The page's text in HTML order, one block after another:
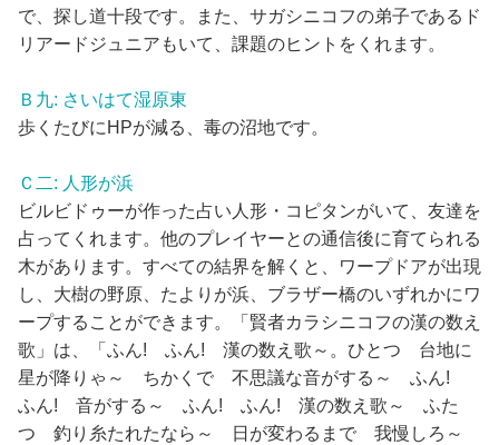
で、探し道十段です。また、サガシニコフの弟子であるド
リアードジュニアもいて、課題のヒントをくれます。
Ｂ九: さいはて湿原東
歩くたびにHPが減る、毒の沼地です。
Ｃ二: 人形が浜
ビルビドゥーが作った占い人形・コピタンがいて、友達を
占ってくれます。他のプレイヤーとの通信後に育てられる
木があります。すべての結界を解くと、ワープドアが出現
し、大樹の野原、たよりが浜、ブラザー橋のいずれかにワ
ープすることができます。「賢者カラシニコフの漢の数え
歌」は、「ふん! ふん! 漢の数え歌～。ひとつ 台地に
星が降りゃ～ ちかくで 不思議な音がする～ ふん!
ふん! 音がする～ ふん! ふん! 漢の数え歌～ ふた
つ 釣り糸たれたなら～ 日が変わるまで 我慢しろ～